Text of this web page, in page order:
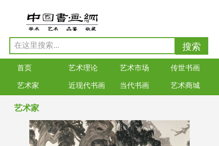
首页 艺术理论 艺术市场 传世书画
艺术家 近现代书画 当代书画 艺术商城
艺术家